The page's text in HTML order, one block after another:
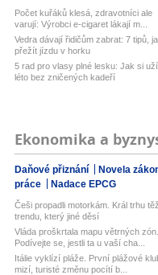
Počet kuřáků klesá, zdravotníci ale
varují: Výrobci e-cigaret lákají m...
Vedra dávají řidičům zabrat: 7 tipů,
přežít jízdu v horku
5 rad pro vlasy plné lesku: Jak si
léto bez zničených kadeří
Ekonomika a
Daňové přiznání
Novela
práce
Nadace EPCG
Češi propadli motorkám. Král trhu
trendu, který jiné děsí
Vláda proškrtala mapu větrných zón.
Podívejte se, jestli ta u vaší cha...
Itálie vyklízí pláže. První plážové
mizí, turisté změnu pocítí b...